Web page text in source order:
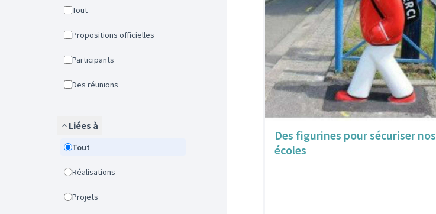
Tout
Propositions officielles
Participants
Des réunions
Liées à
Tout
Réalisations
Projets
Des figurines pour sécuriser nos
écoles